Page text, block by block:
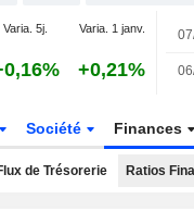
Varia. 5j. Varia. 1 janv.
+0,21%
Société Finances
de Trésorerie Ratios